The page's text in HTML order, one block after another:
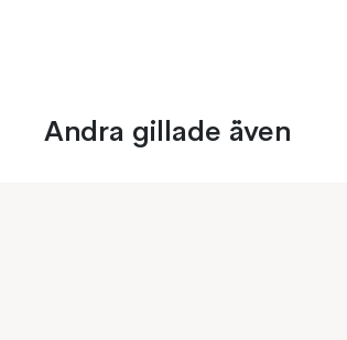
Andra gillade även